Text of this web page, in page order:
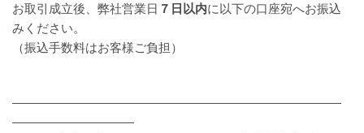
お取引成立後、弊社営業日 ７日以内に以下の口座宛へお振込
みください。
（振込手数料はお客様ご負担）
―――――――――――――――――――――――――――
――――――――――